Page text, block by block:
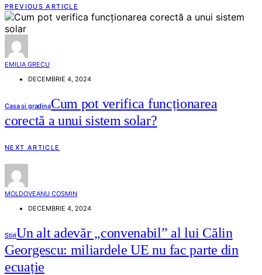
PREVIOUS ARTICLE
EMILIA GRECU
DECEMBRIE 4, 2024
Casa si gradinaCum pot verifica funcționarea
corectă a unui sistem solar?
NEXT ARTICLE
MOLDOVEANU COSMIN
DECEMBRIE 4, 2024
StiriUn alt adevăr „convenabil” al lui Călin
Georgescu: miliardele UE nu fac parte din
ecuație